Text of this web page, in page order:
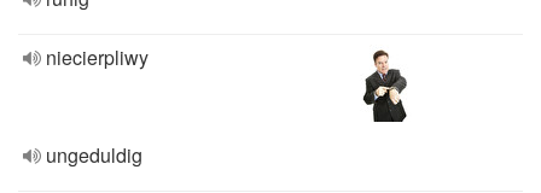
niecierpliwy
ungeduldig